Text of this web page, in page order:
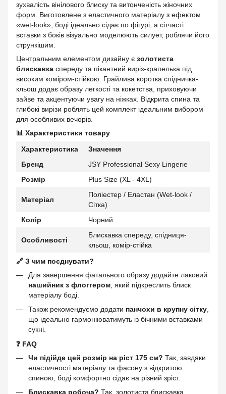
зухвалість вінілового блиску та витонченість жіночних
форм. Виготовлене з еластичного матеріалу з ефектом
«wet-look», боді ідеально сідає по фігурі, а сітчасті
вставки з боків візуально моделюють силует, роблячи його
стрункішим.
Центральним елементом дизайну є золотиста
блискавка спереду та пікантний виріз-крапелька під
високим коміром-стійкою. Грайлива коротка спідничка-
кльош додає образу легкості та кокетства, приховуючи
зайве та акцентуючи увагу на ніжках. Відкрита спина та
глибокі вирізи роблять цей комплект ідеальним вибором
для особливих вечорів.
📊 Характеристики товару
Характеристика
Значення
Бренд
JSY Professional Sexy Lingerie
Розмір
Plus Size (XL - 4XL)
Матеріал
Поліестер / Еластан (Wet-look /
Сітка)
Колір
Чорний
Особливості
Блискавка спереду, спідниця-
кльош, комір-стійка
🔗 З чим поєднувати?
Для завершення фатального образу додайте лаковий
нашийник з флоггером , який підкреслить блиск
матеріалу боді.
Також рекомендуємо додати панчохи в крупну сітку,
що ідеально гармоніюватимуть із бічними вставками
сукні.
❓ FAQ
Чи підійде цей розмір на ріст 175 см? Так, завдяки
еластичності матеріалу та фасону з відкритою
спиною, боді комфортно сідає на різний зріст.
Блискавка робоча? Так, золотиста блискавка